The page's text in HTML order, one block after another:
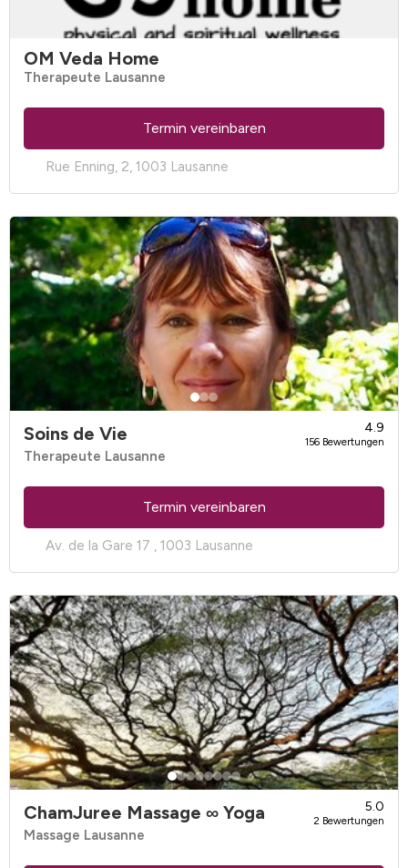
OM Veda Home
Therapeute Lausanne
Rue Enning, 2, 1003 Lausanne
Termin vereinbaren
Soins de Vie 4.9
156 Bewertungen
Therapeute Lausanne
Av. de la Gare 17 , 1003 Lausanne
Termin vereinbaren
ChamJuree Massage ∞ Yoga 5.0
2 Bewertungen
Massage Lausanne